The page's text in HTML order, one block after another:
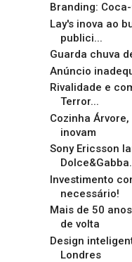
Branding:
Lay's inova ao
publici...
Guarda chuva
Anúncio
Rivalidade e
Terror...
Cozinha
inovam
Sony Ericsson
Investimento
necessário!
Mais de 50
de volta
Design
Londres